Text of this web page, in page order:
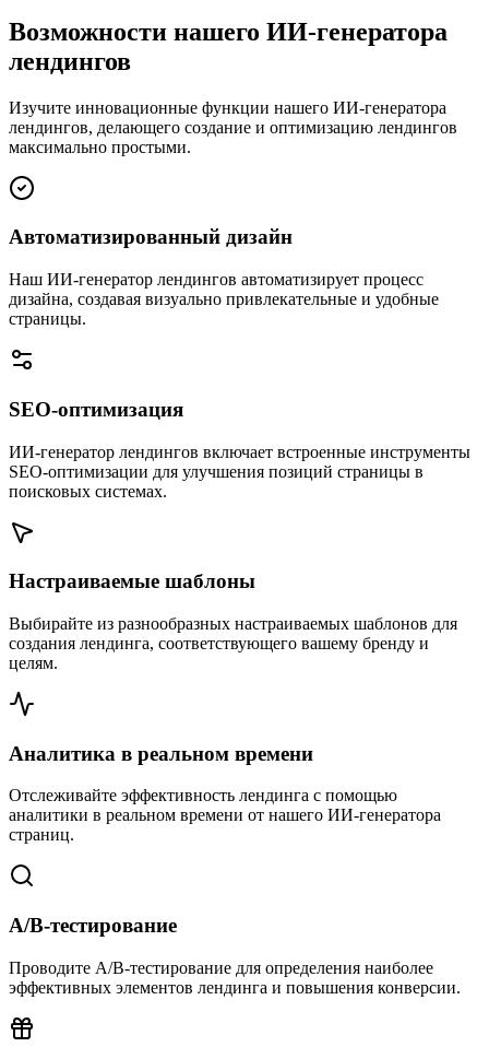
Возможности нашего ИИ-генератора
лендингов
Изучите инновационные функции нашего ИИ-генератора
лендингов, делающего создание и оптимизацию лендингов
максимально простыми.
Автоматизированный дизайн
Наш ИИ-генератор лендингов автоматизирует процесс
дизайна, создавая визуально привлекательные и удобные
страницы.
SEO-оптимизация
ИИ-генератор лендингов включает встроенные инструменты
SEO-оптимизации для улучшения позиций страницы в
поисковых системах.
Настраиваемые шаблоны
Выбирайте из разнообразных настраиваемых шаблонов для
создания лендинга, соответствующего вашему бренду и
целям.
Аналитика в реальном времени
Отслеживайте эффективность лендинга с помощью
аналитики в реальном времени от нашего ИИ-генератора
страниц.
A/B-тестирование
Проводите A/B-тестирование для определения наиболее
эффективных элементов лендинга и повышения конверсии.